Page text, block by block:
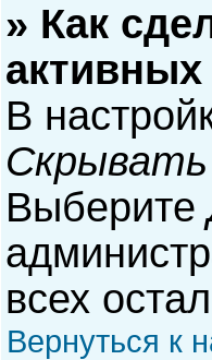
» Как
активных
В
Выберите
всех
Вернуться к